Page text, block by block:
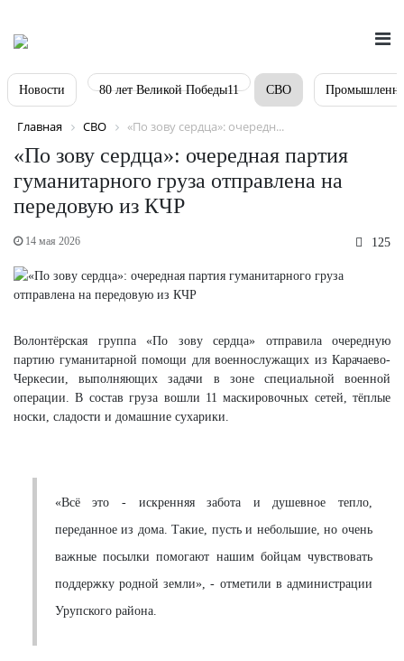
Новости 80 лет Великой Победы11 СВО
Главная СВО «По зову сердца»: очередн...
«По зову сердца»: очередная партия
гуманитарного груза отправлена на
передовую из КЧР
14 мая 2026 125
Волонтёрская группа «По зову сердца» отправила очередную
партию гуманитарной помощи для военнослужащих из Карачаево-
Черкесии, выполняющих задачи в зоне специальной военной
операции. В состав груза вошли 11 маскировочных сетей, тёплые
носки, сладости и домашние сухарики.
«Всё это - искренняя забота и душевное тепло,
переданное из дома. Такие, пусть и небольшие, но очень
важные посылки помогают нашим бойцам чувствовать
поддержку родной земли», - отметили в администрации
Урупского района.